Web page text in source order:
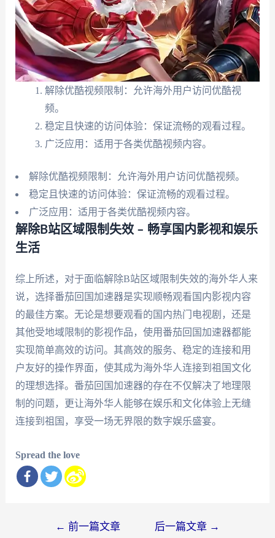
解除优酷视频限制：允许海外用户访问优酷视
频。
稳定且快速的访问体验：保证流畅的观看过程。
广泛应用：适用于各类优酷视频内容。
解除优酷视频限制：允许海外用户访问优酷视频。
稳定且快速的访问体验：保证流畅的观看过程。
广泛应用：适用于各类优酷视频内容。
解除B站区域限制失效 – 畅享国内影视和娱乐
生活
综上所述，对于面临解除B站区域限制失效的海外华人来
说，选择番茄回国加速器是实现顺畅观看国内影视内容
的最佳方案。无论是想要观看的国内热门电视剧，还是
其他受地域限制的影视作品，使用番茄回国加速器都能
实现简单高效的访问。其高效的服务、稳定的连接和用
户友好的操作界面，使其成为海外华人连接到祖国文化
的理想选择。番茄回国加速器的存在不仅解决了地理限
制的问题，更让海外华人能够在娱乐和文化体验上无缝
连接到祖国，享受一场无界限的数字娱乐盛宴。
Spread the love
← 前一篇文章 后一篇文章 →